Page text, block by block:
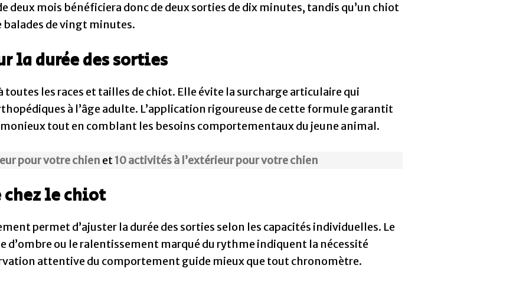
deux mois bénéficiera donc de deux sorties de dix minutes, tandis qu’un chiot
balades de vingt minutes.
la durée des sorties
toutes les races et tailles de chiot. Elle évite la surcharge articulaire qui
à l’âge adulte. L’application rigoureuse de cette formule garantit
tout en comblant les besoins comportementaux du jeune animal.
pour votre chien et10 activités à l’extérieur pour votre chien
chez le chiot
permet d’ajuster la durée des sorties selon les capacités individuelles. Le
d’ombre ou le ralentissement marqué du rythme indiquent la nécessité
attentive du comportement guide mieux que tout chronomètre.